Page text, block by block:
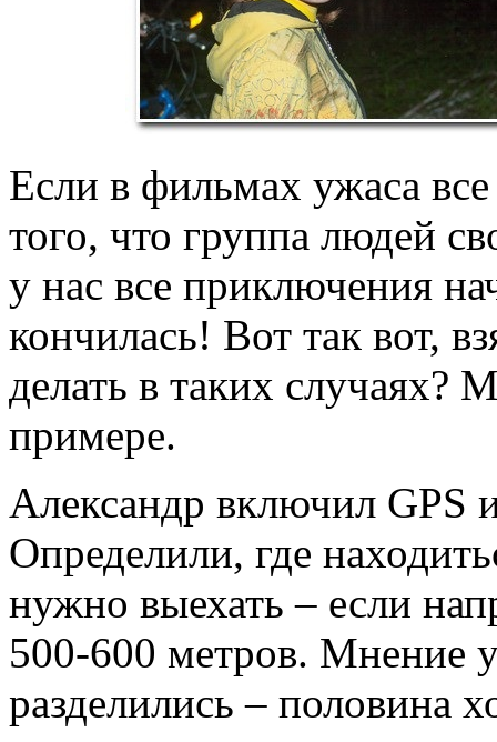
Если в фильмах ужаса
того, что группа людей
у нас все приключения
кончилась! Вот так вот,
делать в таких
примере.
Александр включил GPS
Определили, где
нужно выехать – если
500-600 метров. Мнение
разделились – половина